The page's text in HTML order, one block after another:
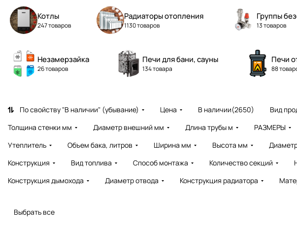
Котлы
247 товаров
Радиаторы отопления
1130 товаров
Группы
13 товаров
Незамерзайка
26 товаров
Печи для бани, сауны
134 товара
Печи
88
По свойству "В наличии" (убывание) Цена В наличии(2650) Вид
Толщина стенки мм
Диаметр внешний мм Длина трубы м РАЗМЕРЫ
Утеплитель
Объем бака, литров Ширина мм Высота мм
Конструкция
Вид топлива Способ монтажа Количество секций
Конструкция дымохода
Диаметр отвода Конструкция радиатора
Выбрать все